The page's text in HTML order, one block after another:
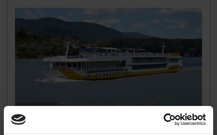
MS VistaMilla
Herzlich willkommen an Bord von MS VistaMilla! Wir